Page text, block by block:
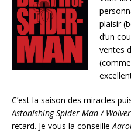
plaisir
d’un
ventes
C’est la saison des miracles
Astonishing Spider-Man /
retard. Je vous la conseille